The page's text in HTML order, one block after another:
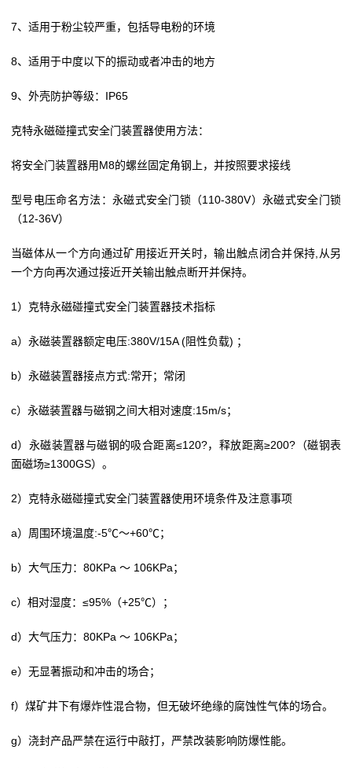
7、适用于粉尘较严重，包括导电粉的环境
8、适用于中度以下的振动或者冲击的地方
9、外壳防护等级：IP65
克特永磁碰撞式安全门装置器使用方法：
将安全门装置器用M8的螺丝固定角钢上，并按照要求接线
型号电压命名方法：永磁式安全门锁（110-380V）永磁式安全门锁
（12-36V）
当磁体从一个方向通过矿用接近开关时，输出触点闭合并保持,从另
一个方向再次通过接近开关输出触点断开并保持。
1）克特永磁碰撞式安全门装置器技术指标
a）永磁装置器额定电压:380V/15A (阻性负载) ；
b）永磁装置器接点方式:常开；常闭
c）永磁装置器与磁钢之间大相对速度:15m/s；
d）永磁装置器与磁钢的吸合距离≤120?，释放距离≥200?（磁钢表
面磁场≥1300GS）。
2）克特永磁碰撞式安全门装置器使用环境条件及注意事项
a）周围环境温度:-5℃～+60℃；
b）大气压力：80KPa ～ 106KPa；
c）相对湿度：≤95%（+25℃）；
d）大气压力：80KPa ～ 106KPa；
e）无显著振动和冲击的场合；
f）煤矿井下有爆炸性混合物，但无破坏绝缘的腐蚀性气体的场合。
g）浇封产品严禁在运行中敲打，严禁改装影响防爆性能。